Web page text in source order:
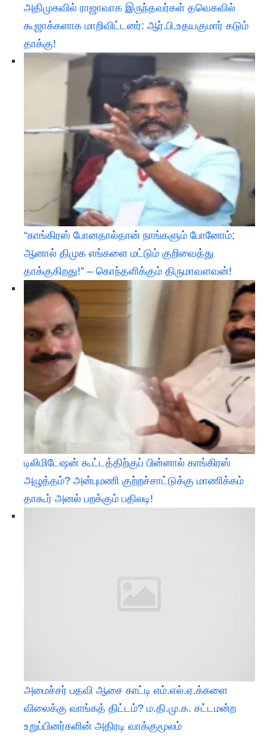
அதிமுகவில் ராஜாவாக இருந்தவர்கள் தவெகவில்
கூஜாக்களாக மாறிவிட்டனர்: ஆர்.பி.உதயகுமார் கடும்
தாக்கு!
“காங்கிரஸ் போனதால்தான் நாங்களும் போனோம்;
ஆனால் திமுக எங்களை மட்டும் குறிவைத்து
தாக்குகிறது!” – கொந்தளிக்கும் திருமாவளவன்!
டிலிமிடேஷன் கூட்டத்திற்குப் பின்னால் காங்கிரஸ்
அழுத்தம்? அன்புமணி குற்றச்சாட்டுக்கு மாணிக்கம்
தாகூர் அனல் பறக்கும் பதிலடி!
அமைச்சர் பதவி ஆசை காட்டி எம்.எல்.ஏ.க்களை
விலைக்கு வாங்கத் திட்டம்? ம.தி.மு.க. சட்டமன்ற
உறுப்பினர்களின் அதிரடி வாக்குமூலம்